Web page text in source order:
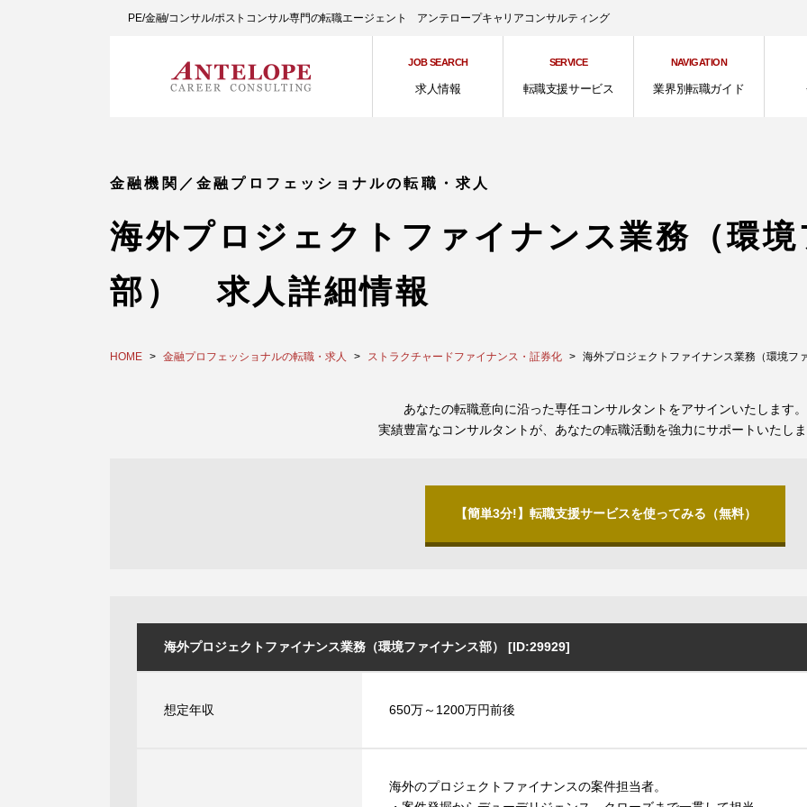
PE/金融/コンサル/ポストコンサル専門の転職エージェント アンテロープキャリアコンサルティング
JOB SEARCH
求人情報
SERVICE
転職支援サービス
NAVIGATION
業界別転職ガイド
金融機関／金融プロフェッショナルの転職・求人
海外プロジェクトファイナンス業務（環
部） 求人詳細情報
HOME 金融プロフェッショナルの転職・求人 ストラクチャードファイナンス・証券化 海外プロジェクトファイナンス業務（環境フ
あなたの転職意向に沿った専任コンサルタントをアサインいたします。
実績豊富なコンサルタントが、あなたの転職活動を強力にサポートいたし
【簡単3分!】転職支援サービスを使ってみる（無料）
海外プロジェクトファイナンス業務（環境ファイナンス部） [ID:29929]
想定年収 650万～1200万円前後
海外のプロジェクトファイナンスの案件担当者。